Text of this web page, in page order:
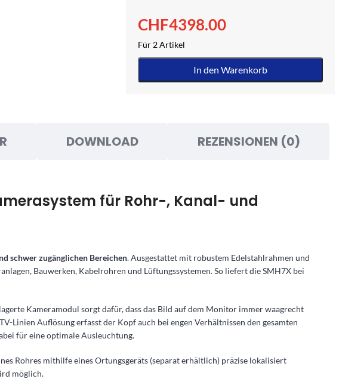
CHF4398.00
Für 2 Artikel
In den Warenkorb
DOWNLOAD REZENSIONEN (0)
für Rohr-, Kanal- und
schwer zugänglichen Bereichen. Ausgestattet mit robustem Edelstahlrahmen und
Bauwerken, Kabelrohren und Lüftungssystemen. So liefert die SMH7X bei
Kameramodul sorgt dafür, dass das Bild auf dem Monitor immer waagrecht
Auflösung erfasst der Kopf auch bei engen Verhältnissen den gesamten
für eine optimale Ausleuchtung.
Rohres mithilfe eines Ortungsgeräts (separat erhältlich) präzise lokalisiert
möglich.